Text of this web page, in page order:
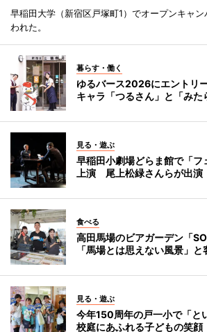
早稲田大学（新宿区戸塚町1）でオープンキャ
われた。
暮らす・働く
ゆるバース2026にエントリ
キャラ「つるさん」と「みた
見る・遊ぶ
早稲田小劇場どらま館で「フ
上演 尾上松緑さんらが出演
食べる
高田馬場のビアガーデン「
「馬場とは思えない風景」と
見る・遊ぶ
今年150周年の戸一小で「
校庭にあふれる子どもの笑顔